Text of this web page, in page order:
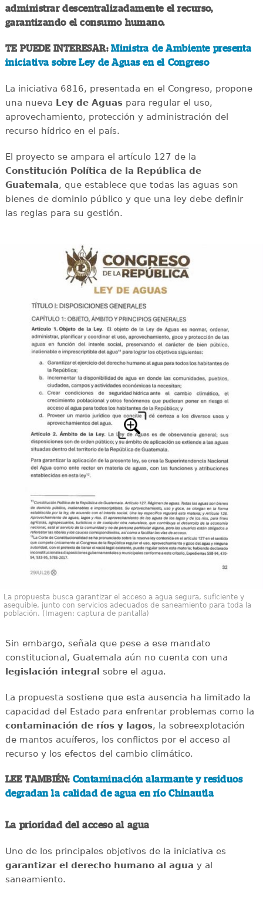
administrar descentralizadamente el recurso,
garantizando el consumo humano.
TE PUEDE INTERESAR:Ministra de Ambiente presenta
iniciativa sobre Ley de Aguas en el Congreso
La iniciativa 6816, presentada en el Congreso, propone
una nueva Ley de Aguaspara regular el uso,
aprovechamiento, protección y administración del
recurso hídrico en el país.
El proyecto se ampara el artículo 127 de la
Constitución Política de la República de
Guatemala, que establece que todas las aguas son
bienes de dominio público y que una ley debe definir
las reglas para su gestión.
La propuesta busca garantizar el acceso a agua segura, suficiente y
asequible, junto con servicios adecuados de saneamiento para toda la
población. (Imagen: captura de pantalla)
Sin embargo, señala que pese a ese mandato
constitucional, Guatemala aún no cuenta con una
legislación integral sobre el agua.
La propuesta sostiene que esta ausencia ha limitado la
capacidad del Estado para enfrentar problemas como la
contaminación de ríos y lagos, la sobreexplotación
de mantos acuíferos, los conflictos por el acceso al
recurso y los efectos del cambio climático.
LEE TAMBIÉN: Contaminación alarmante y residuos
degradan la calidad de agua en río Chinautla
La prioridad del acceso al agua
Uno de los principales objetivos de la iniciativa es
garantizar el derecho humano al agua y al
saneamiento.